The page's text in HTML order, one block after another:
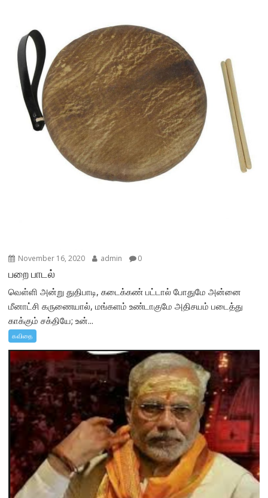
November 16, 2020 admin 0
பறை பாடல்
வெள்ளி அன்று துதிபாடி, கடைக்கண் பட்டால் போதுமே அன்னை
மீனாட்சி கருணையால், மங்களம் உண்டாகுமே அதிசயம் படைத்து
காக்கும் சக்தியே; உன்...
கவிதை